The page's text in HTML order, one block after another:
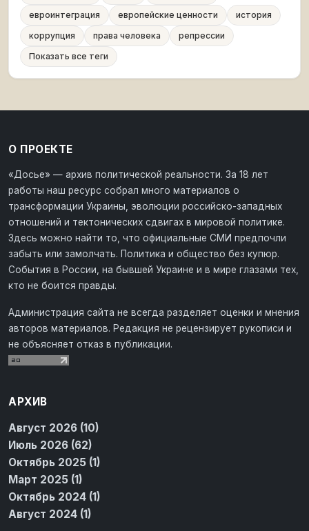
евроинтеграция
европейские ценности
история
коррупция
права человека
репрессии
Показать все теги
О ПРОЕКТЕ
«Досье» — архив политической реальности. За 18 лет
работы наш ресурс собрал много материалов о
трансформации Украины, эволюции российско-западных
отношений и тектонических сдвигах в мировой политике.
Здесь можно найти то, что официальные СМИ предпочли
забыть или замолчать. Политика и общество без купюр.
События в России, на бывшей Украине и в мире глазами тех,
кто не боится правды.
Администрация сайта не всегда разделяет оценки и мнения
авторов материалов. Редакция не рецензирует рукописи и
не объясняет отказ в публикации.
АРХИВ
Август 2026 (10)
Июль 2026 (62)
Октябрь 2025 (1)
Март 2025 (1)
Октябрь 2024 (1)
Август 2024 (1)